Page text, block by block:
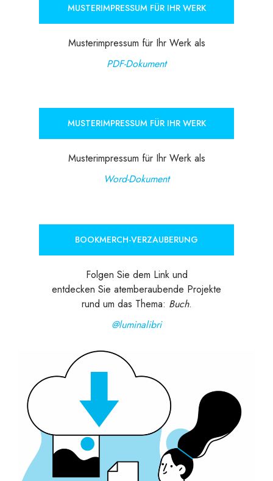
MUSTERIMPRESSUM FÜR IHR WERK
Musterimpressum für Ihr Werk als
PDF-Dokument
MUSTERIMPRESSUM FÜR IHR WERK
Musterimpressum für Ihr Werk als
Word-Dokument
BOOKMERCH-VERZAUBERUNG
Folgen Sie dem Link und
entdecken Sie atemberaubende Projekte
rund um das Thema: Buch.
@luminalibri